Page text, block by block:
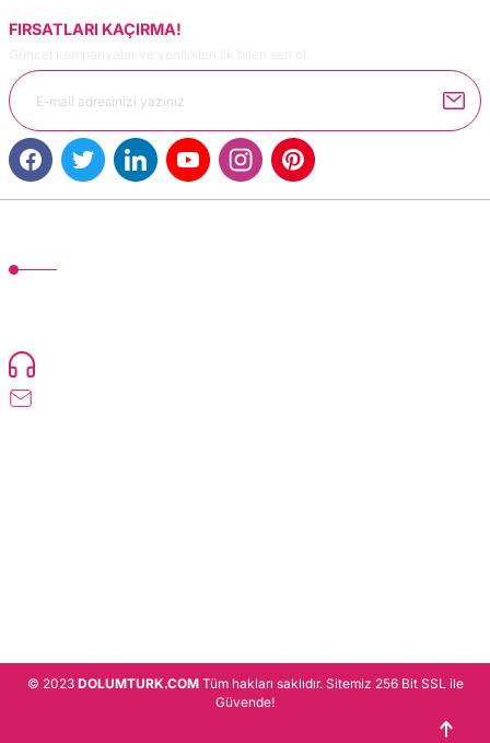
FIRSATLARI KAÇIRMA!
© 2023 DOLUMTURK.COMTüm hakları saklıdır. Sitemiz 256 Bit SSL ile
Güvende!